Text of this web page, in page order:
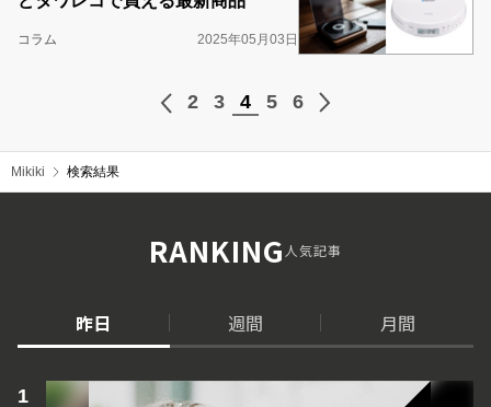
コラム 2025年05月03日
2 3 4 5 6
Mikiki 検索結果
RANKING人気記事
昨日 週間 月間